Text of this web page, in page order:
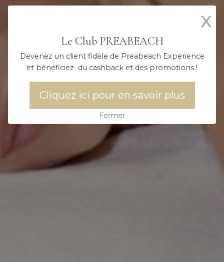
X
Fermer
Le Club PREABEACH
Devenez un client fidèle de Preabeach Experience
et bénéficiez du cashback et des promotions !
Cliquez ici pour en savoir plus